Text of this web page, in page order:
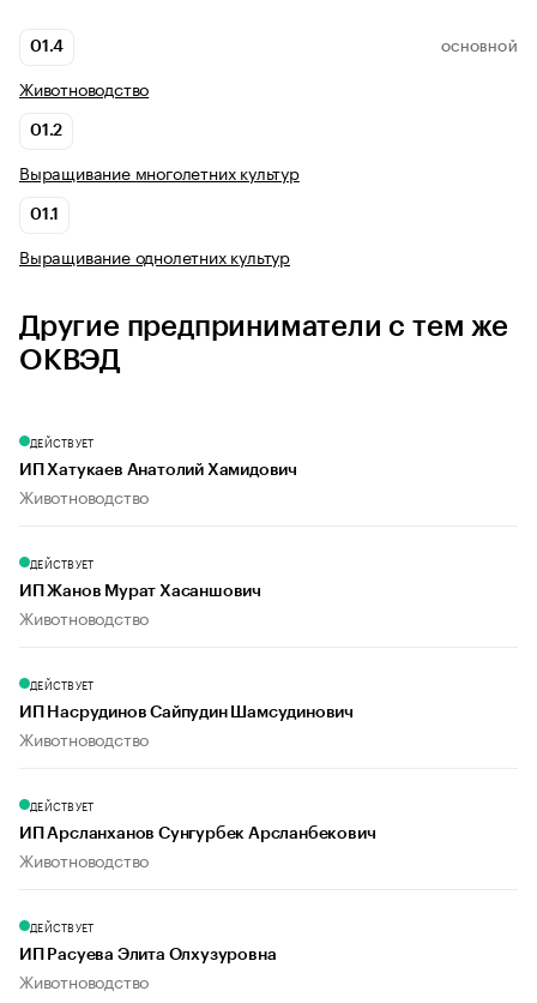
01.4 ОСНОВНОЙ
Животноводство
01.2
Выращивание многолетних культур
01.1
Выращивание однолетних культур
Другие предприниматели с тем же
ОКВЭД
ДЕЙСТВУЕТ
ИП Хатукаев Анатолий Хамидович
Животноводство
ДЕЙСТВУЕТ
ИП Жанов Мурат Хасаншович
Животноводство
ДЕЙСТВУЕТ
ИП Насрудинов Сайпудин Шамсудинович
Животноводство
ДЕЙСТВУЕТ
ИП Арсланханов Сунгурбек Арсланбекович
Животноводство
ДЕЙСТВУЕТ
ИП Расуева Элита Олхузуровна
Животноводство